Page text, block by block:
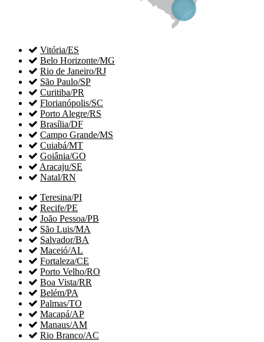
 Vitória/ES
 Belo Horizonte/MG
 Rio de Janeiro/RJ
 São Paulo/SP
 Curitiba/PR
 Florianópolis/SC
 Porto Alegre/RS
 Brasília/DF
 Campo Grande/MS
 Cuiabá/MT
 Goiânia/GO
 Aracaju/SE
 Natal/RN
 Teresina/PI
 Recife/PE
 João Pessoa/PB
 São Luis/MA
 Salvador/BA
 Maceió/AL
 Fortaleza/CE
 Porto Velho/RO
 Boa Vista/RR
 Belém/PA
 Palmas/TO
 Macapá/AP
 Manaus/AM
 Rio Branco/AC